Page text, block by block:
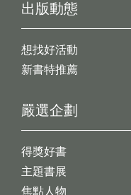
出版動態
想找好活動
新書特推薦
嚴選企劃
得獎好書
主題書展
焦點人物